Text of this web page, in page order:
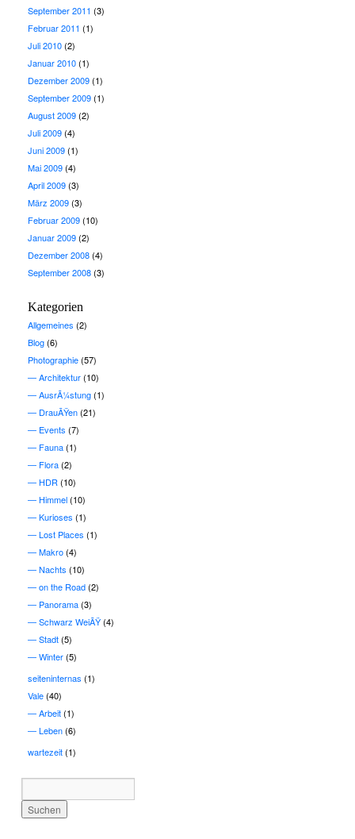
September 2011 (3)
Februar 2011 (1)
Juli 2010(2)
Januar 2010(1)
Dezember 2009(1)
September 2009(1)
August 2009(2)
Juli 2009(4)
Juni 2009(1)
Mai 2009(4)
April 2009(3)
März 2009(3)
Februar 2009(10)
Januar 2009(2)
Dezember 2008(4)
September 2008(3)
Kategorien
Allgemeines (2)
Blog(6)
Photographie(57)
Architektur(10)
AusrÃ¼stung(1)
DrauÃŸen(21)
Events (7)
Fauna(1)
Flora(2)
HDR (10)
Himmel(10)
Kurioses (1)
Lost Places (1)
Makro(4)
Nachts (10)
on the Road(2)
Panorama(3)
Schwarz WeiÃŸ(4)
Stadt(5)
Winter(5)
seiteninternas (1)
Vale(40)
Arbeit(1)
Leben(6)
wartezeit(1)